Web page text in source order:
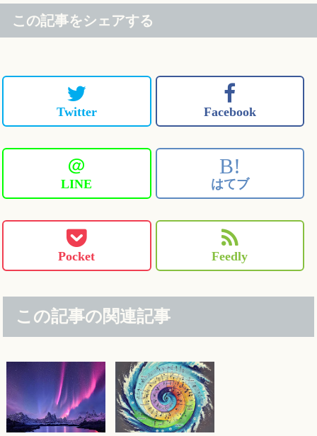
この記事をシェアする
Twitter Facebook
＠
LINE
B!
はてブ
Pocket Feedly
この記事の関連記事